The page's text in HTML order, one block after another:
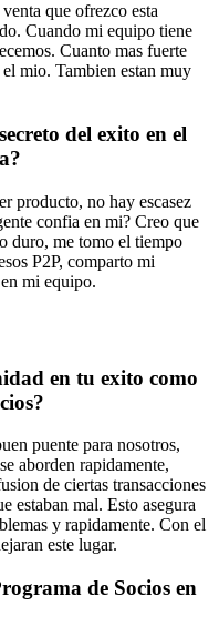
que ofrezco esta
Cuando mi equipo tiene
Cuanto mas fuerte
mio. Tambien estan muy
del exito en el
producto, no hay escasez
confia en mi? Creo que
duro, me tomo el tiempo
P2P, comparto mi
mi equipo.
en tu exito como
puente para nosotros,
aborden rapidamente,
de ciertas transacciones
estaban mal. Esto asegura
y rapidamente. Con el
este lugar.
de Socios en